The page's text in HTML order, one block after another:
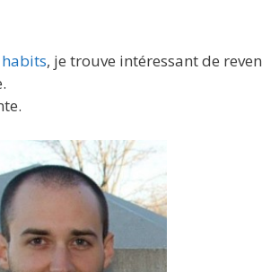
, je trouve intéressant de